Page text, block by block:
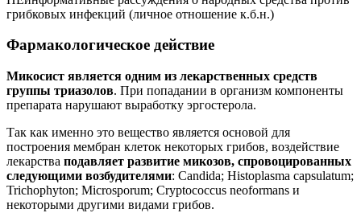
грибковых инфекций (личное отношение к.б.н.)
Фармакологическое действие
Микосист является одним из лекарственных средств
группы триазолов. При попадании в организм компоненты
препарата нарушают выработку эргостерола.
Так как именно это вещество является основой для
построения мембран клеток некоторых грибов, воздействие
лекарства подавляет развитие микозов, спровоцированных
следующими возбудителями: Candida; Histoplasma capsulatum;
Trichophyton; Microsporum; Cryptococcus neoformans и
некоторыми другими видами грибов.